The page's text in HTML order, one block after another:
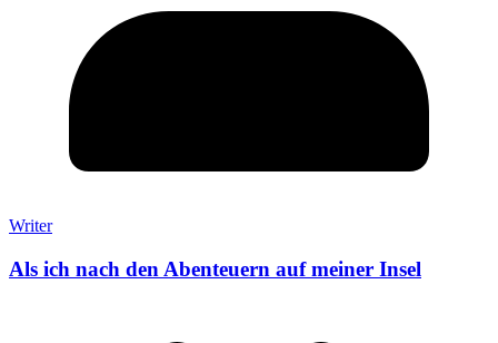
Writer
Als ich nach den Abenteuern auf meiner Insel